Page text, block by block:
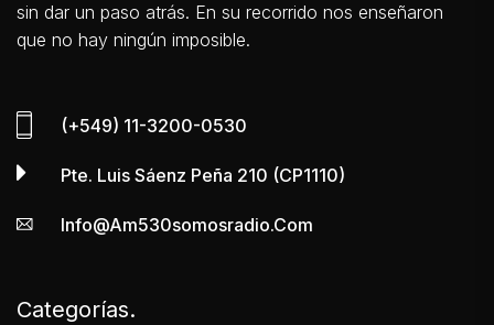
sin dar un paso atrás. En su recorrido nos enseñaron
que no hay ningún imposible.
(+549) 11-3200-0530
Pte. Luis Sáenz Peña 210 (CP1110)
Info@am530somosradio.com
Categorías.